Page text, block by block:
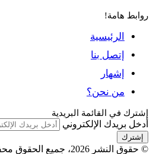
هامة!
الرئيسية
إتصل بنا
إشهار
من نحن؟
في القائمة البريدية
بريدك الإلكتروني
النشر 2026، جميع الحقوق محفوظة |